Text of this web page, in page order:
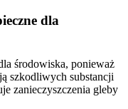
dla
środowiska, ponieważ
szkodliwych substancji
zanieczyszczenia gleby